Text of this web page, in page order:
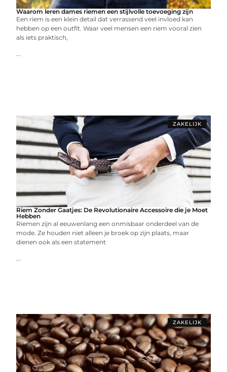
Waarom leren dames riemen een stijlvolle toevoeging zijn
Een riem is een klein detail dat verrassend veel invloed kan
hebben op een outfit. Waar veel mensen een riem vooral zien
als iets praktisch,
...
ZAKELIJK
Riem Zonder Gaatjes: De Revolutionaire Accessoire die je Moet
Hebben
Riemen zijn al eeuwenlang een onmisbaar onderdeel van de
mode. Ze houden niet alleen je broek op zijn plaats, maar
dienen ook als een statement
...
ZAKELIJK